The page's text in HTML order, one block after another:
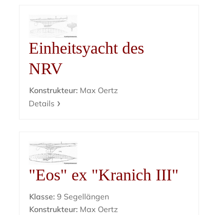
Einheitsyacht des
NRV
Konstrukteur: Max Oertz
Details
"Eos" ex "Kranich III"
Klasse: 9 Segellängen
Konstrukteur: Max Oertz